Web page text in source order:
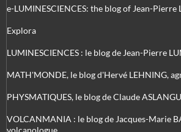
e-LUMINESCIENCES: the blog of Jean-Pierre
Explora
LUMINESCIENCES : le blog de Jean-Pierre
MATH'MONDE, le blog d'Hervé LEHNING,
PHYSMATIQUES, le blog de Claude
VOLCANMANIA : le blog de Jacques-Marie
volcanologue